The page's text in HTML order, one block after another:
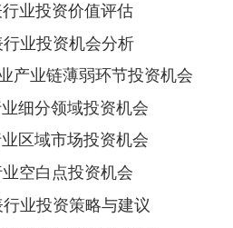
业投资价值评估
业投资机会分析
产业链薄弱环节投资机会
细分领域投资机会
区域市场投资机会
空白点投资机会
业投资策略与建议